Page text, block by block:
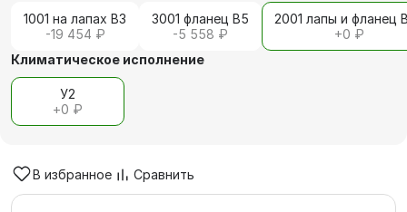
1001 на лапах В3
-19 454 ₽
3001 фланец В5
-5 558 ₽
2001 лапы и фланец
+0 ₽
Климатическое исполнение
У2
+0 ₽
В избранное Сравнить